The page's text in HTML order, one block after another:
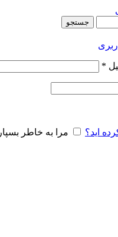
جستجو
*
اید؟
مرا به خاطر بسپار